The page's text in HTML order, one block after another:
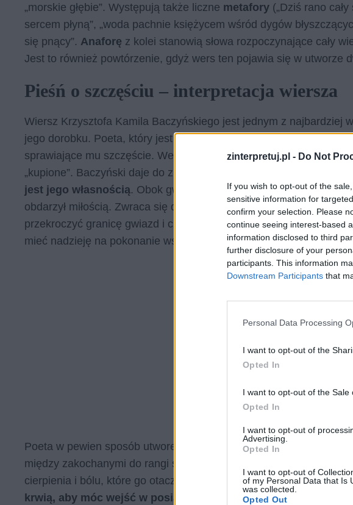
zinterpretuj.pl - Do Not
If you wish to opt-out of the
sensitive information for
confirm your selection. Please
continue seeing interest-based
information disclosed to third
further disclosure of your
participants. This information
Downstream Participants that
Personal Data Processing
I want to opt-out of the
Opted In
I want to opt-out of the Sale
Opted In
I want to opt-out of
Advertising.
Opted In
I want to opt-out of
of my Personal Data that Is
was collected.
Opted Out
„morskie głębie”. Występują także liczne metafory („Dziś rano
sercem płyną”, „woda pachnie księżycem wśród dygów
się pnący”. Anaforę z kolei stanowią słowa rozpoczynające cały
Jest to również powtórzenie, gdyż wers ten pojawia się w utworze
Pieśń o szczęściu – interpretacja wiersza
Wiersz Krzysztofa Kamila Baczyńskiego jest jednym z najbardziej
jego dorobku. Poeta, który jest osobą mówiącą w wierszu,
sprawiające mu szczęście. Według niego przyroda i pozytywne
„kupione”. Baczyński daje do zrozumienia, że
jest jego własnością. Obok gwiazd, słońca, rzek i lasów za taką
obdarzył miłością. Zwraca się do niej bezpośrednio, przekonując
przekroczyć granicę gwiazd i czasu. To właśnie miłość jest dla
mieć nadzieję na pokonanie wszystkich przeciwności losu.
Poeta w pewien sposób utworem tym oddaje hołd ukochanej,
między zakochanymi do rangi siły mogącej pokonać całe zło na
cierpienia i bólu, które go otacza.
Wykorzystuje czerwony kolor,
krwią, aby móc wejść w posiadanie mocy, która nie tylko doda